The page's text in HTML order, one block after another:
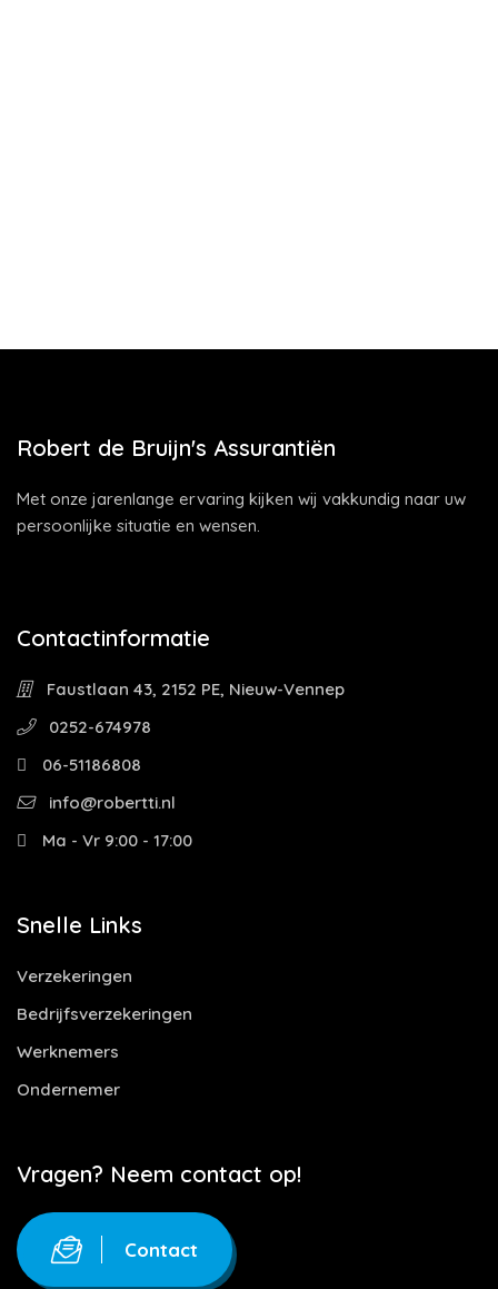
Robert de Bruijn's Assurantiën
Met onze jarenlange ervaring kijken wij vakkundig naar uw
persoonlijke situatie en wensen.
Contactinformatie
Faustlaan 43, 2152 PE, Nieuw-Vennep
0252-674978
06-51186808
info@robertti.nl
Ma - Vr 9:00 - 17:00
Snelle Links
Verzekeringen
Bedrijfsverzekeringen
Werknemers
Ondernemer
Vragen? Neem contact op!
Contact